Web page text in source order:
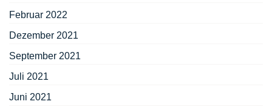
Februar 2022
Dezember 2021
September 2021
Juli 2021
Juni 2021